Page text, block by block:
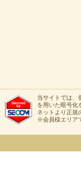
当サイトでは、
を用いた暗号化
ネットより正規
※会員様エリア